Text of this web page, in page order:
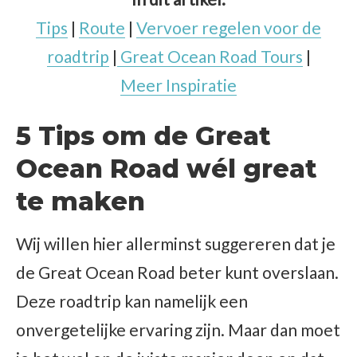
Tips | Route | Vervoer regelen voor de
roadtrip | Great Ocean Road Tours |
Meer Inspiratie
5 Tips om de Great
Ocean Road wél great
te maken
Wij willen hier allerminst suggereren dat je
de Great Ocean Road beter kunt overslaan.
Deze roadtrip kan namelijk een
onvergetelijke ervaring zijn. Maar dan moet